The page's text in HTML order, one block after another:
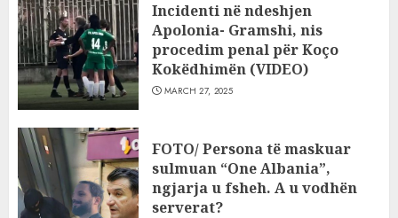
Incidenti në ndeshjen
Apolonia- Gramshi, nis
procedim penal për Koço
Kokëdhimën (VIDEO)
MARCH 27, 2025
FOTO/ Persona të maskuar
sulmuan “One Albania”,
ngjarja u fsheh. A u vodhën
serverat?